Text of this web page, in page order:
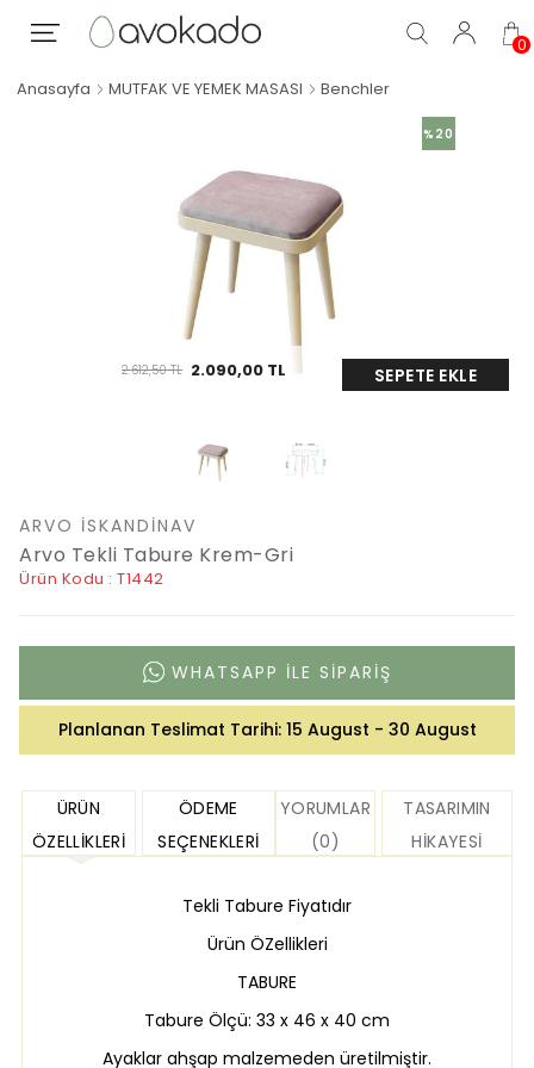
0
Anasayfa MUTFAK VE YEMEK MASASI Benchler
2.612,50TL 2.090,00 TL SEPETE EKLE
%20
ARVO İSKANDINAV
Arvo Tekli Tabure Krem-Gri
Ürün Kodu : T1442
WHATSAPP ILE SIPARIŞ
Planlanan Teslimat Tarihi: 15 August - 30 August
ÜRÜN
ÖZELLIKLERI
ÖDEME
SEÇENEKLERI
YORUMLAR
(0)
TASARIMIN
HIKAYESI
Tekli Tabure Fiyatıdır
Ürün ÖZellikleri
TABURE
Tabure Ölçü: 33 x 46 x 40 cm
Ayaklar ahşap malzemeden üretilmiştir.